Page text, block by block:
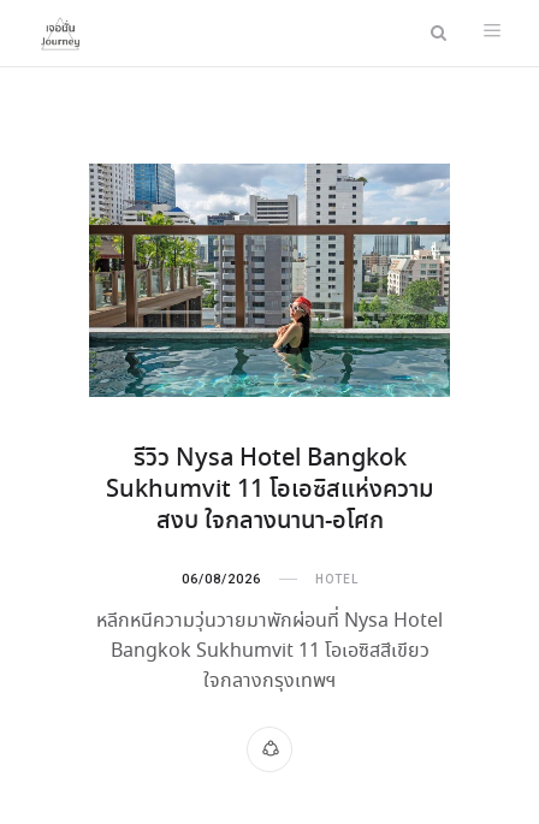
รีวิว Nysa Hotel Bangkok
Sukhumvit 11 โอเอซิสแห่งความ
สงบ ใจกลางนานา-อโศก
06/08/2026 HOTEL
หลีกหนีความวุ่นวายมาพักผ่อนที่ Nysa Hotel
Bangkok Sukhumvit 11 โอเอซิสสีเขียว
ใจกลางกรุงเทพฯ